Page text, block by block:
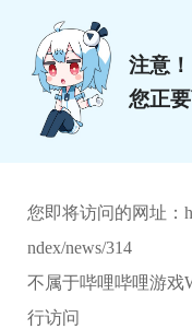
注意！
您正
您即将访问的网址：
ndex/news/314
不属于哔哩哔哩游戏
行访问